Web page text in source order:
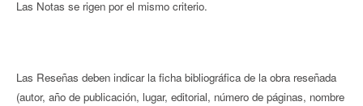
Las Notas se rigen por el mismo criterio.
Las Reseñas deben indicar la ficha bibliográfica de la obra reseñada
(autor, año de publicación, lugar, editorial, número de páginas, nombre